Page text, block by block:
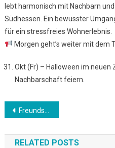
lebt harmonisch mit Nachbarn
Südhessen. Ein bewusster
für ein stressfreies Wohnerlebnis.
Morgen geht’s weiter mit dem
Okt (Fr) – Halloween im neuen
Nachbarschaft feiern.
Beitrags-
Navigation
Freundschaften knüpfen – Tipps für soziale Kontakte
RELATED POSTS